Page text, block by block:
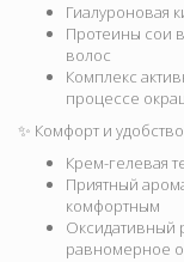
Гиалуроновая
Протеины сои
волос
Комплекс
процессе
✨ Комфорт и
Крем-гелевая
Приятный
комфортным
Оксидативный
равномерное